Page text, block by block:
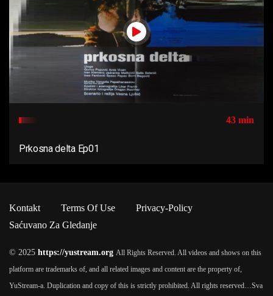
43 min
Prkosna delta Ep01
Kontakt Terms Of Use
Privacy-Policy
Saćuvano Za Gledanje
© 2025 https://yustream.org All Rights Reserved. All videos and shows on this
platform are trademarks of, and all related images and content are the property of,
YuStream-a. Duplication and copy of this is strictly prohibited. All rights reserved…Sva